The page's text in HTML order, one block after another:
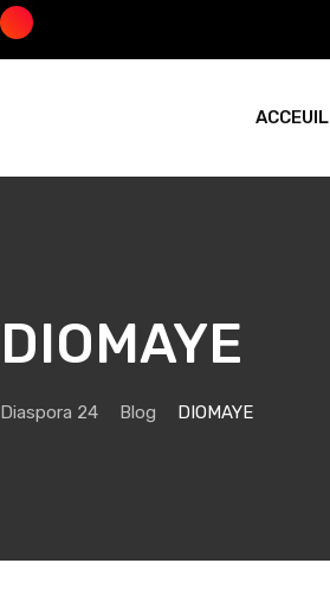
Skip
ACCEUIL
DIOMAYE
Diaspora 24 Blog DIOMAYE